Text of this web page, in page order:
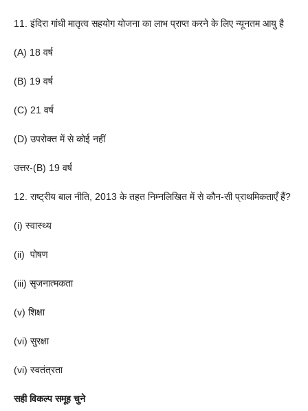
11. इंदिरा गांधी मातृत्व सहयोग योजना का लाभ प्राप्त करने के लिए न्यूनतम आयु है
(A) 18 वर्ष
(B) 19 वर्ष
(C) 21 वर्ष
(D) उपरोक्त में से कोई नहीं
उत्तर-(B) 19 वर्ष
12. राष्ट्रीय बाल नीति, 2013 के तहत निम्नलिखित में से कौन-सी प्राथमिकताएँ हैं?
(i) स्वास्थ्य
(ii) पोषण
(iii) सृजनात्मकता
(v) शिक्षा
(vi) सुरक्षा
(vi) स्वतंत्रता
सही विकल्प समूह चुने